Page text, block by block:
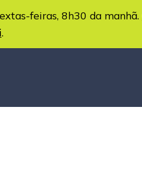
feiras, 8h30 da manhã.
.